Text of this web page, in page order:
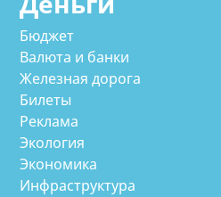
Бюджет
Валюта и банки
Железная дорога
Билеты
Реклама
Экология
Экономика
Инфраструктура